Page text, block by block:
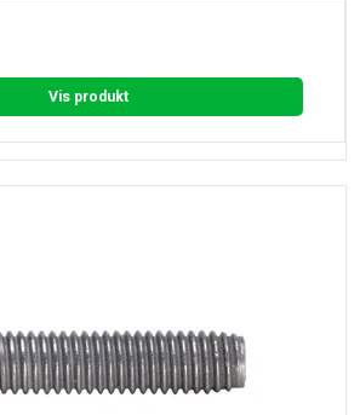
Vis produkt